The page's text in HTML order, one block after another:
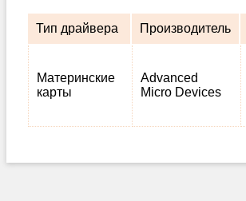
Тип драйвера Производитель
Материнские
карты
Advanced
Micro Devices